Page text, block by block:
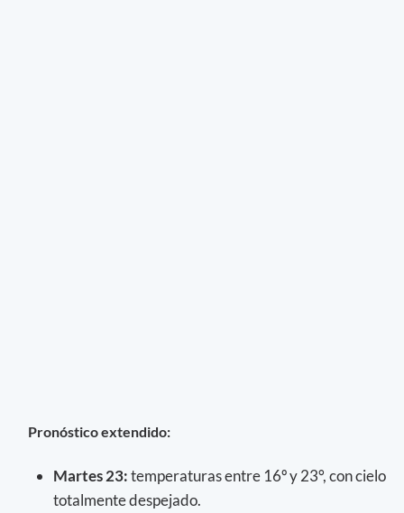
Pronóstico extendido:
Martes 23:temperaturas entre 16º y 23°, con cielo
totalmente despejado.